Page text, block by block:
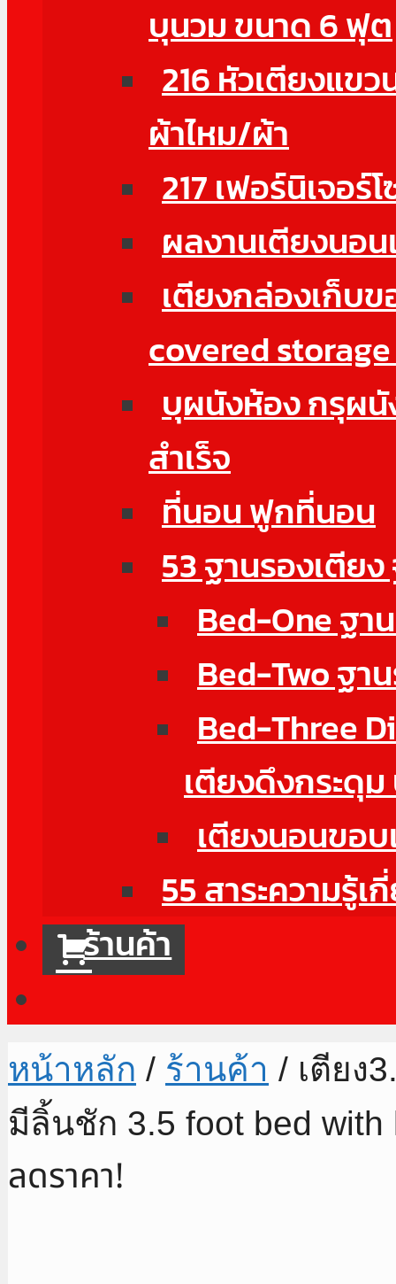
บุนวม ขนาด 6 ฟุต
216 หัวเตียงแข
ผ้าไหม/ผ้า
217 เฟอร์นิเจอร์
ผลงานเตียงนอ
เตียงกล่องเก็บ
covered
บุผนังห้อง กรุผนั
สำเร็จ
ที่นอน ฟูกที่นอน
53 ฐานรองเตีย
Bed-One ฐา
Bed-Two ฐ
Bed-Three
เตียงดึงกระดุ
เตียงนอนขอบ
55 สาระความรู้
ร้านค้า
หน้าหลัก / ร้านค้า / เตียง
มีลิ้นชัก 3.5 foot bed with
ลดราคา!